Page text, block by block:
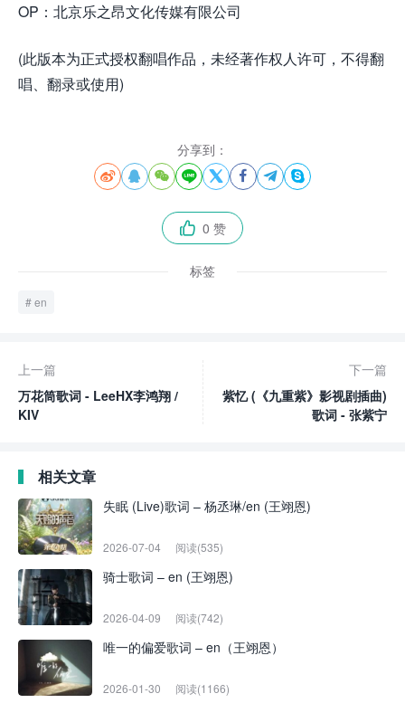
OP：北京乐之昂文化传媒有限公司
(此版本为正式授权翻唱作品，未经著作权人许可，不得翻
唱、翻录或使用)
分享到：
       
 0 赞
标签
en
上一篇
万花筒歌词 - LeeHX李鸿翔 /
KIV
下一篇
紫忆 (《九重紫》影视剧插曲)
歌词 - 张紫宁
相关文章
失眠 (Live)歌词 – 杨丞琳/en (王翊恩)
2026-07-04 阅读(535)
骑士歌词 – en (王翊恩)
2026-04-09 阅读(742)
唯一的偏爱歌词 – en（王翊恩）
2026-01-30 阅读(1166)